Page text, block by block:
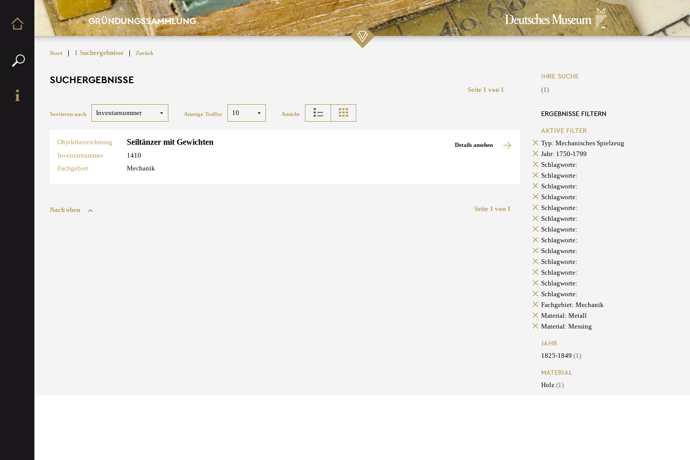
GRÜNDUNGSSAMMLUNG
Start | 1 Suchergebnisse | Zurück
SUCHERGEBNISSE
Seite 1 von 1
Sortieren nach Anzeige Treffer Ansicht
Objektbezeichnung Seiltänzer mit Gewichten
Inventarnummer
1410
Fachgebiet
Mechanik
Details ansehen
Nach oben Seite 1 von 1
IHRE SUCHE
(1)
ERGEBNISSE FILTERN
AKTIVE FILTER
Typ: Mechanisches Spielzeug
Jahr: 1750-1799
Schlagworte:
Schlagworte:
Schlagworte:
Schlagworte:
Schlagworte:
Schlagworte:
Schlagworte:
Schlagworte:
Schlagworte:
Schlagworte:
Schlagworte:
Schlagworte:
Schlagworte:
Fachgebiet: Mechanik
Material: Metall
Material: Messing
JAHR
1825-1849 (1)
MATERIAL
Holz (1)